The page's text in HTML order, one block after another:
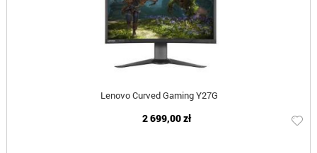
Lenovo Curved Gaming Y27G
2 699,00 zł